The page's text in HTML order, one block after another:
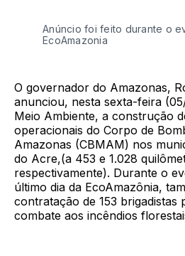
Anúncio foi feito durante o
EcoAmazonia
O governador do Amazonas,
anunciou, nesta sexta-feira
Meio Ambiente, a construção
operacionais do Corpo de
Amazonas (CBMAM) nos
do Acre,(a 453 e 1.028
respectivamente). Durante o
último dia da EcoAmazônia,
contratação de 153
combate aos incêndios